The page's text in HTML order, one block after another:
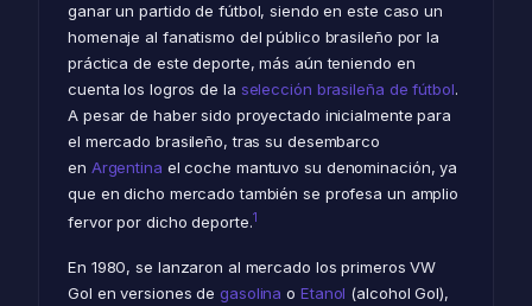
ganar un partido de fútbol, siendo en este caso un
homenaje al fanatismo del público brasileño por la
práctica de este deporte, más aún teniendo en
cuenta los logros de la selección brasileña de fútbol.
A pesar de haber sido proyectado inicialmente para
el mercado brasileño, tras su desembarco
en Argentina el coche mantuvo su denominación, ya
que en dicho mercado también se profesa un amplio
fervor por dicho deporte.1
En 1980, se lanzaron al mercado los primeros VW
Gol en versiones de gasolina o Etanol (alcohol Gol),